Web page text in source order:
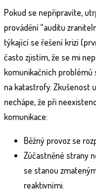
Pokud se nepřipravíte,
provádění “auditu
týkající se řešení krizí
často zjistím, že se mi
komunikačních problémů
na katastrofy. Zkušenost
nechápe, že při
komunikace:
Běžný provoz se
Zúčastněné strany
se stanou
reaktivními.